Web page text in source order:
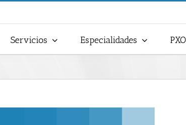
Servicios Especialidades